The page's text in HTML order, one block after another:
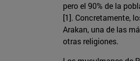
pero el 90% de la
[1]. Concretamente,
Arakan, una de las
otras religiones.